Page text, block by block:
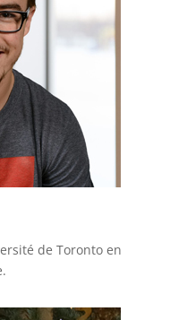
de Toronto en